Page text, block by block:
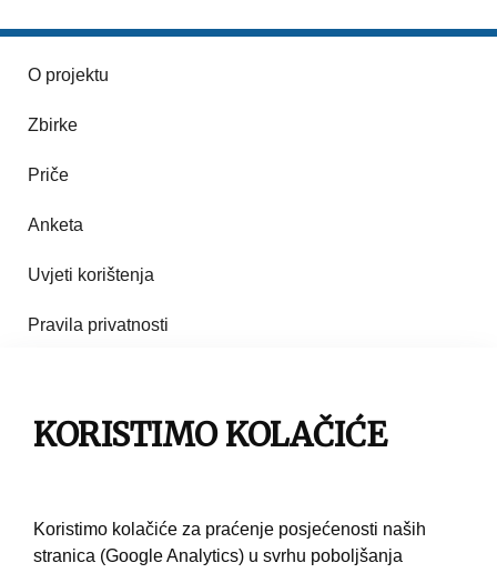
O projektu
Zbirke
Priče
Anketa
Uvjeti korištenja
Pravila privatnosti
Pravila korištenja
KORISTIMO KOLAČIĆE
Koristimo kolačiće za praćenje posjećenosti naših
stranica (Google Analytics) u svrhu poboljšanja